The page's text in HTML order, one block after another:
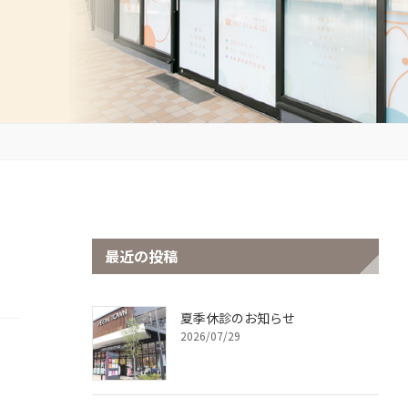
最近の投稿
夏季休診のお知らせ
2026/07/29